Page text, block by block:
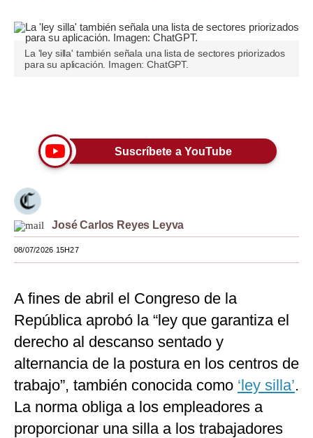
Plus G
Opinión
Tendencias
Lujo
Viajes
Moda
Mundo
EEUU
México
España
Internacional
La 'ley silla' también señala una lista de sectores priorizados
para su aplicación. Imagen: ChatGPT.
Suscríbete a YouTube
José Carlos Reyes Leyva
08/07/2026 15H27
A fines de abril el Congreso de la
República aprobó la “ley que garantiza el
derecho al descanso sentado y
alternancia de la postura en los centros de
trabajo”, también conocida como ‘ley silla’.
La norma obliga a los empleadores a
proporcionar una silla a los trabajadores